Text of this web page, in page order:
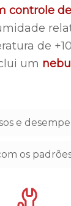
controle
de
um
e
os